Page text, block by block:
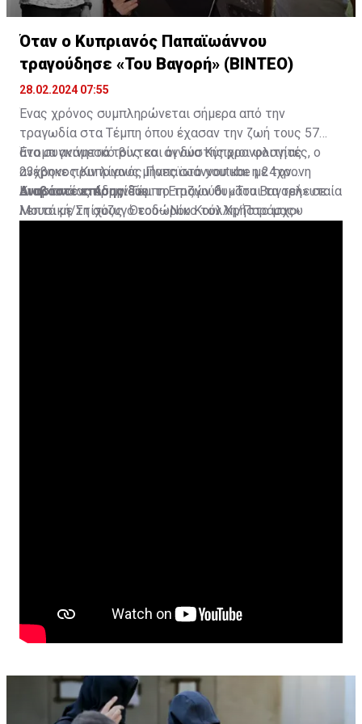
Όταν ο Κυπριανός Παπαϊωάννου
τραγούδησε «Του Βαγορή» (ΒΙΝΤΕΟ)
28.02.2024 07:55
Ένας χρόνος συμπληρώνεται σήμερα από την
τραγωδία στα Τέμπη όπου έχασαν την ζωή τους 57
άτομα ανάμεσά τους και οι δύο Κύπριοι φοιτητές, ο
23χρονος Κυπριανός Παπαϊωάννου και η 24χρονη
Αναστασίας Αδαμίδου.
Ένα συγκινητικό βίντεο άγνωστης χρονολογίας
ανέβηκε πριν λίγους μήνες στο youtube με τον
Κυπριανό να ερμηνεύει το τραγούδι «Του Βαγορή» σε
Μουσική/Στίχους Θεοδώρου Κούλλη/Παράσχου
Διαβάστε επίσης:Τέμπη:Επιζών θυμάται τα τελευταία
λεπτά με τη σύζυγό του-«Νίκο τον Χρήστο μας»